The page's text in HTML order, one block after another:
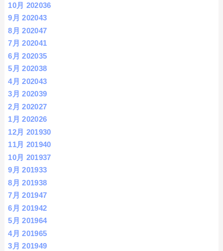
10月 202036
9月 202043
8月 202047
7月 202041
6月 202035
5月 202038
4月 202043
3月 202039
2月 202027
1月 202026
12月 201930
11月 201940
10月 201937
9月 201933
8月 201938
7月 201947
6月 201942
5月 201964
4月 201965
3月 201949